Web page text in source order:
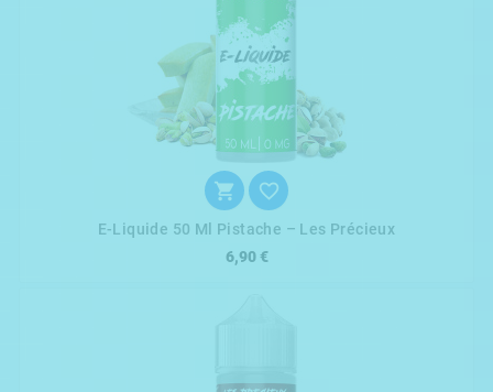
 
E-Liquide 50 Ml Pistache – Les Précieux
6,90 €